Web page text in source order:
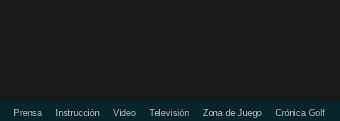
Prensa Instrucción Video Televisión Zona de Juego Crónica Golf